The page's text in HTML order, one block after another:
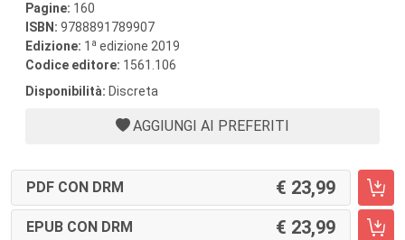
Pagine: 160
ISBN: 9788891789907
Edizione: 1 a edizione 2019
Codice editore: 1561.106
Disponibilità: Discreta
AGGIUNGI AI PREFERITI
PDF CON DRM 23,99
EPUB CON DRM 23,99